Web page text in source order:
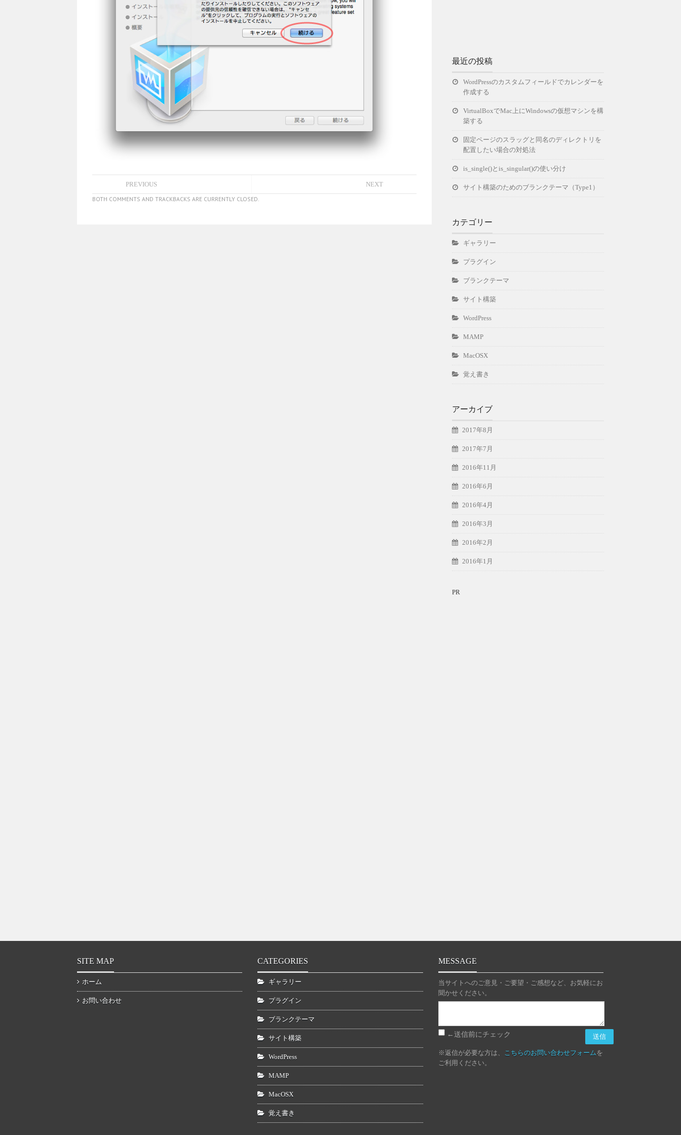
PREVIOUS
NEXT
BOTH COMMENTS AND TRACKBACKS ARE CURRENTLY CLOSED.
最近の投稿
WordPressのカスタムフィールドでカレンダーを
作成する
VirtualBoxでMac上にWindowsの仮想マシンを構
築する
固定ページのスラッグと同名のディレクトリを
配置したい場合の対処法
is_single()とis_singular()の使い分け
サイト構築のためのブランクテーマ（Type1）
カテゴリー
ギャラリー
プラグイン
ブランクテーマ
サイト構築
WordPress
MAMP
MacOSX
覚え書き
アーカイブ
2017年8月
2017年7月
2016年11月
2016年6月
2016年4月
2016年3月
2016年2月
2016年1月
PR
SITE MAP
ホーム
お問い合わせ
CATEGORIES
ギャラリー
プラグイン
ブランクテーマ
サイト構築
WordPress
MAMP
MacOSX
覚え書き
MESSAGE
当サイトへのご意見・ご要望・ご感想など、お気軽にお
聞かせください。
←送信前にチェック
※返信が必要な方は、 こちらのお問い合わせフォームを
ご利用ください。